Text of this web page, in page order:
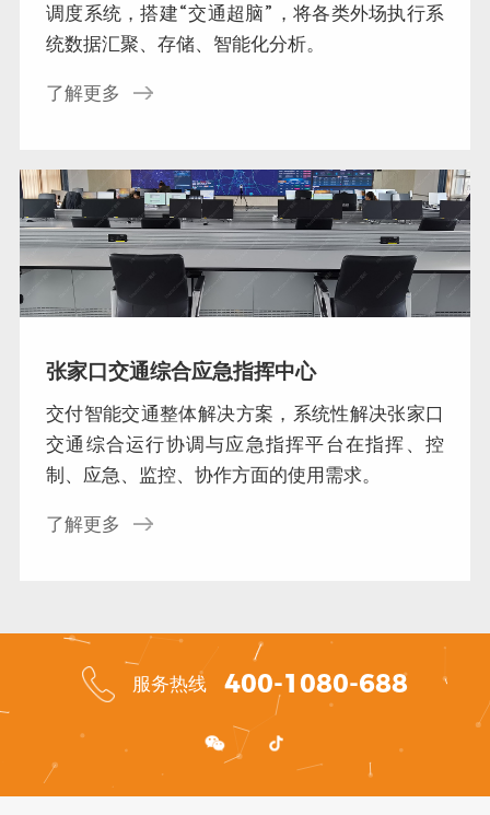
调度系统，搭建“交通超脑”，将各类外场执行系
统数据汇聚、存储、智能化分析。
了解更多
张家口交通综合应急指挥中心
交付智能交通整体解决方案，系统性解决张家口
交通综合运行协调与应急指挥平台在指挥、控
制、应急、监控、协作方面的使用需求。
了解更多
服务热线 400-1080-688